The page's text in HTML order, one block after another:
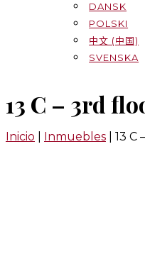
DANSK
POLSKI
中文 (中国)
SVENSKA
13 C – 3rd
Inicio Inmuebles 13 C